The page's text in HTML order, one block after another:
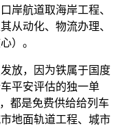
岸航道取海岸工程、
从动化、物流办理、
）。
放，因为铁属于国度
平安评估的独一单
都是免费供给给列车
地面轨道工程、城市